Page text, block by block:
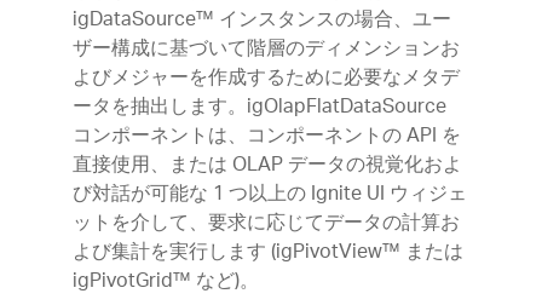
igDataSource™ インスタンスの場合、ユー
ザー構成に基づいて階層のディメンションお
よびメジャーを作成するために必要なメタデ
ータを抽出します。igOlapFlatDataSource
コンポーネントは、コンポーネントの API を
直接使用、または OLAP データの視覚化およ
び対話が可能な 1 つ以上の Ignite UI ウィジェ
ットを介して、要求に応じてデータの計算お
よび集計を実行します (igPivotView™ または
igPivotGrid™ など)。